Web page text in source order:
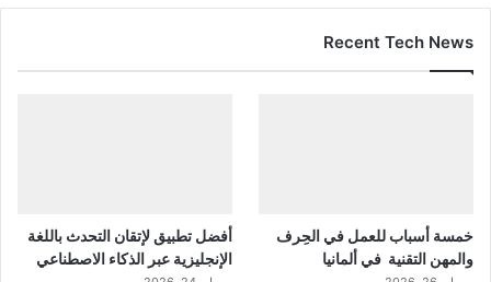
Recent Tech News
خمسة أسباب للعمل في الحِرف
والمهن التقنية في ألمانيا
أفضل تطبيق لإتقان التحدث باللغة
الإنجليزية عبر الذكاء الاصطناعي